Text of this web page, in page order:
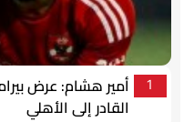
1
أمير هشام: عرض
القادر إلى الأهلي